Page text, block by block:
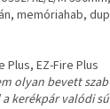
memóriahab,
Plus, EZ-Fire Plus
olyan bevett
kerékpár valódi